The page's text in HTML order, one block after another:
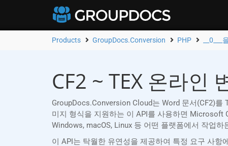
Products GroupDocs.Conversion PHP
CF2 ~ TEX 온라인
GroupDocs.Conversion Cloud는 Word 문서(CF2)
미지 형식을 지원하는 이 API를 사용하면 Microsoft
Windows, macOS, Linux 등 어떤 플랫폼에서 작업
이 API는 탁월한 유연성을 제공하여 특정 요구 사항